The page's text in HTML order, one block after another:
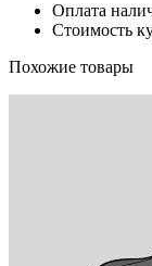
Оплата
Стоимость
Похожие товары